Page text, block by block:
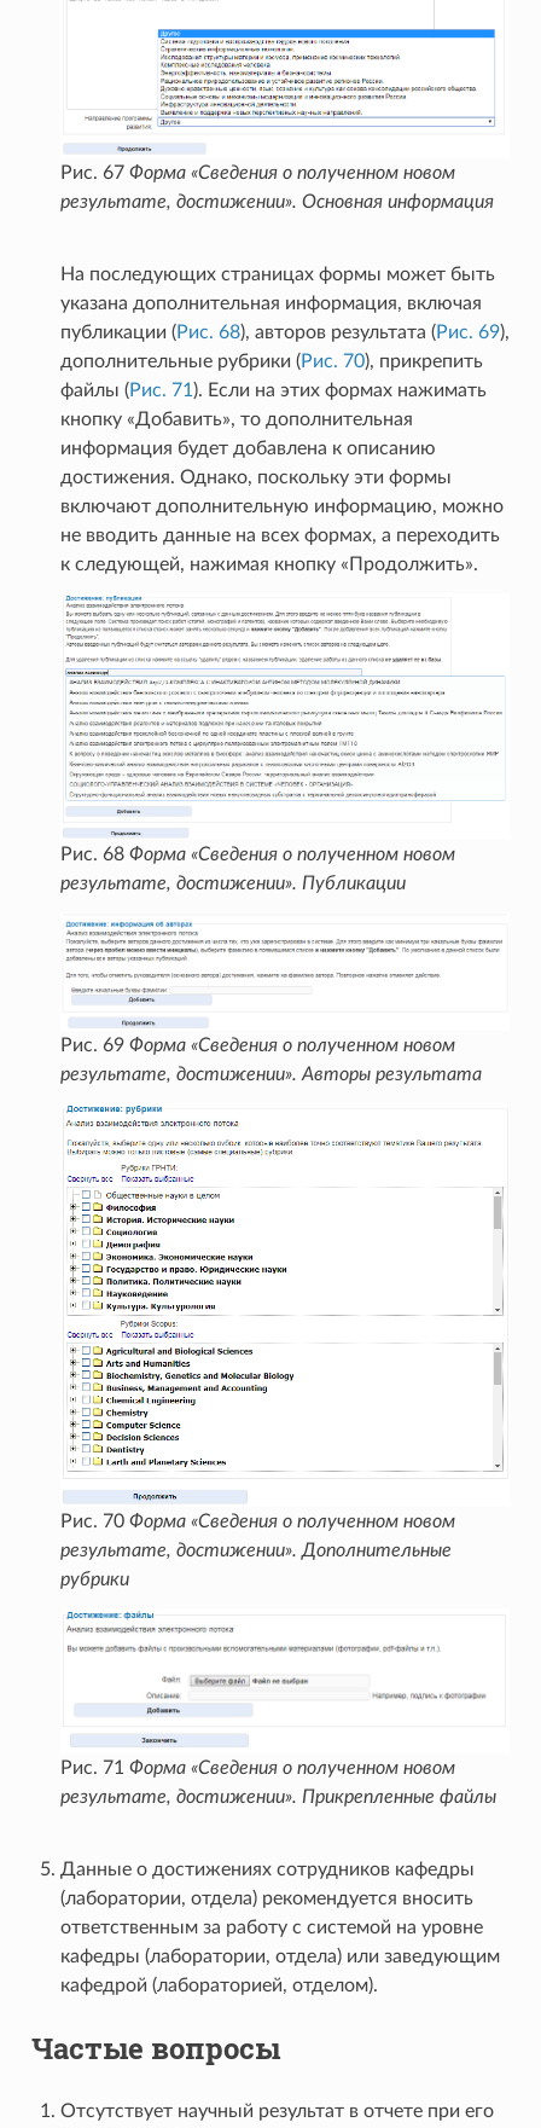
Рис. 67 Форма «Сведения о полученном новом
результате, достижении». Основная информация
На последующих страницах формы может быть
указана дополнительная информация, включая
публикации (Рис. 68), авторов результата (Рис. 69),
дополнительные рубрики (Рис. 70), прикрепить
файлы (Рис. 71). Если на этих формах нажимать
кнопку «Добавить», то дополнительная
информация будет добавлена к описанию
достижения. Однако, поскольку эти формы
включают дополнительную информацию, можно
не вводить данные на всех формах, а переходить
к следующей, нажимая кнопку «Продолжить».
Рис. 68 Форма «Сведения о полученном новом
результате, достижении». Публикации
Рис. 69 Форма «Сведения о полученном новом
результате, достижении». Авторы результата
Рис. 70 Форма «Сведения о полученном новом
результате, достижении». Дополнительные
рубрики
Рис. 71 Форма «Сведения о полученном новом
результате, достижении». Прикрепленные файлы
Данные о достижениях сотрудников кафедры
(лаборатории, отдела) рекомендуется вносить
ответственным за работу с системой на уровне
кафедры (лаборатории, отдела) или заведующим
кафедрой (лабораторией, отделом).
Частые вопросы
Отсутствует научный результат в отчете при его